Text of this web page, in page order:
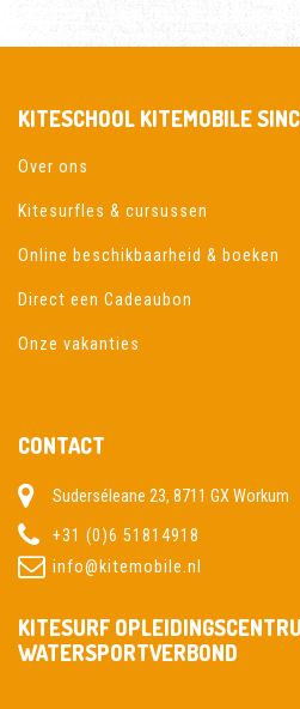
KITESCHOOL KITEMOBILE
Over ons
Kitesurfles & cursussen
Online beschikbaarheid & boeken
Direct een Cadeaubon
Onze vakanties
CONTACT
Suderséleane 23, 8711 GX Workum
+31 (0)6 51814918
info@kitemobile.nl
KITESURF
WATERSPORTVERBOND